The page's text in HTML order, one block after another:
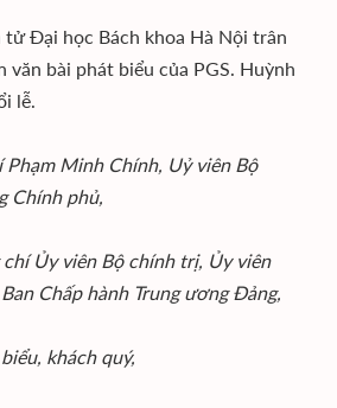
Đại học Bách khoa Hà Nội trân
bài phát biểu của PGS. Huỳnh
lễ.
Minh Chính, Uỷ viên Bộ
Chính phủ,
Ủy viên Bộ chính trị, Ủy viên
Chấp hành Trung ương Đảng,
khách quý,